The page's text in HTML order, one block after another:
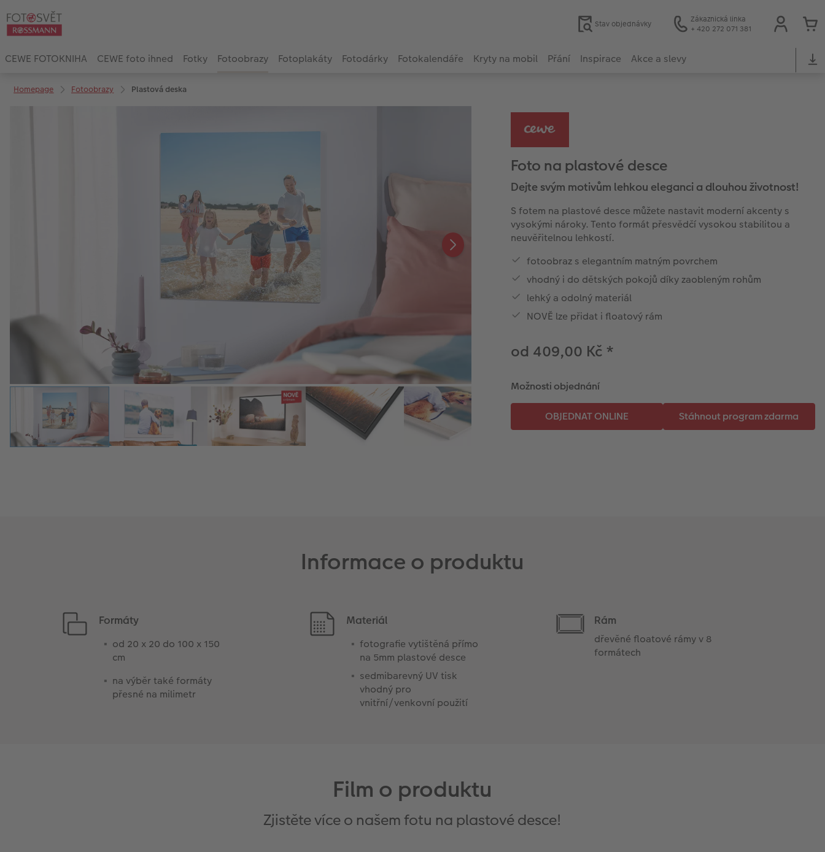
Stav objednávky
Zákaznická linka
+ 420 272 071 381
CEWE FOTOKNIHA CEWE foto ihned Fotky Fotoobrazy Fotoplakáty Fotodárky Fotokalendáře Kryty na mobil Přání Inspirace Akce a slevy
Homepage Fotoobrazy Plastová deska
Foto na plastové desce
Dejte svým motivům lehkou eleganci a dlouhou životnost!
S fotem na plastové desce můžete nastavit moderní akcenty s
vysokými nároky. Tento formát přesvědčí vysokou stabilitou a
neuvěřitelnou lehkostí.
fotoobraz s elegantním matným povrchem
vhodný i do dětských pokojů díky zaobleným rohům
lehký a odolný materiál
NOVĚ lze přidat i floatový rám
od 409,00 Kč *
Možnosti objednání
Informace o produktu
Formáty
od 20 x 20 do 100 x 150
cm
na výběr také formáty
přesné na milimetr
Materiál
fotografie vytištěná přímo
na 5mm plastové desce
sedmibarevný UV tisk
vhodný pro
vnitřní/venkovní použití
Rám
dřevěné floatové rámy v 8
formátech
Film o produktu
Zjistěte více o našem fotu na plastové desce!